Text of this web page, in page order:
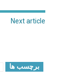
Next article
برچسب ها